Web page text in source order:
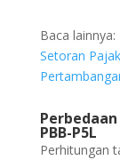
Baca lainnya:
Setoran
PBB-P5L
Perhitungan